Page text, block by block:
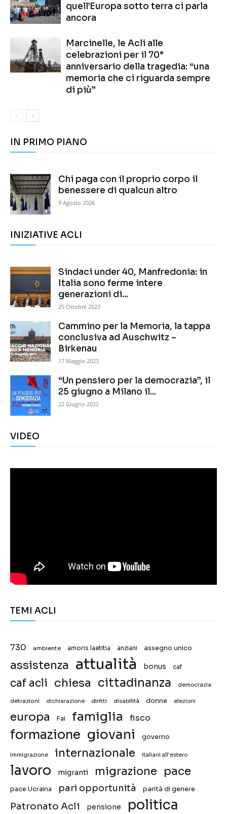
quell’Europa sotto terra ci parla
ancora
Marcinelle, le Acli alle
celebrazioni per il 70°
anniversario della tragedia: “una
memoria che ci riguarda sempre
di più”
IN PRIMO PIANO
Chi paga con il proprio corpo il
benessere di qualcun altro
9 Agosto 2026
INIZIATIVE ACLI
Sindaci under 40, Manfredonia: in
Italia sono ferme intere
generazioni di...
25 Ottobre 2023
Cammino per la Memoria, la tappa
conclusiva ad Auschwitz –
Birkenau
17 Maggio 2023
“Un pensiero per la democrazia”, il
25 giugno a Milano il...
22 Giugno 2022
VIDEO
TEMI ACLI
730 ambiente amoris laetitia anziani assegno unico
assistenza attualità bonus caf
caf acli chiesa cittadinanza democrazia
detrazioni dichiarazione diritti disabilità donne elezioni
europa Fai famiglia fisco
formazione giovani governo
immigrazione internazionale italiani all'estero
lavoro migranti migrazione pace
pace Ucraina pari opportunità parità di genere
Patronato Acli pensione politica